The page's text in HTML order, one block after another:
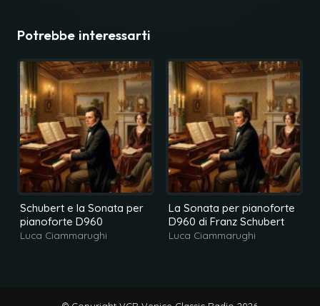
Potrebbe interessarti
Schubert e la Sonata per
pianoforte D960
Luca Ciammarughi
La Sonata per pianoforte
D960 di Franz Schubert
Luca Ciammarughi